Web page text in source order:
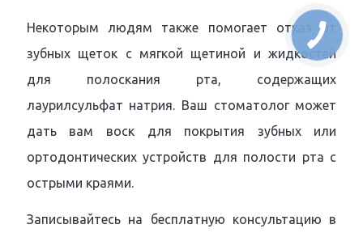
Некоторым людям также помогает отказ от
зубных щеток с мягкой щетиной и жидкостей
для полоскания рта, содержащих
лаурилсульфат натрия. Ваш стоматолог может
дать вам воск для покрытия зубных или
ортодонтических устройств для полости рта с
острыми краями.
Записывайтесь на бесплатную консультацию в